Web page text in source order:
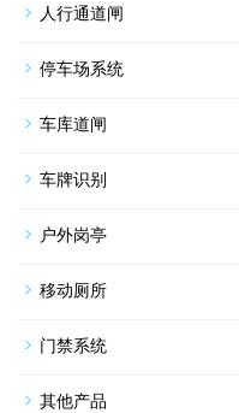
人行通道闸
停车场系统
车库道闸
车牌识别
户外岗亭
移动厕所
门禁系统
其他产品